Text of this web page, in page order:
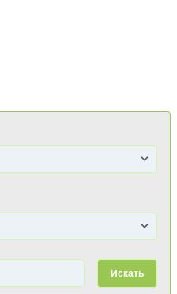
Искать